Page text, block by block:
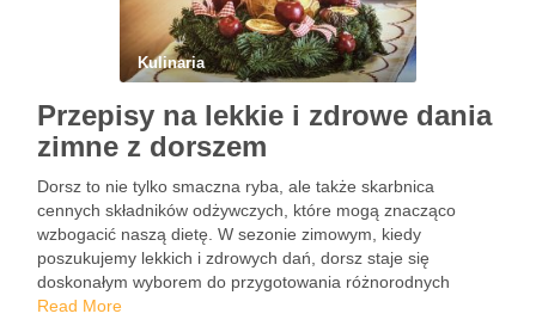
Kulinaria
Przepisy na lekkie i zdrowe dania
zimne z dorszem
Dorsz to nie tylko smaczna ryba, ale także skarbnica
cennych składników odżywczych, które mogą znacząco
wzbogacić naszą dietę. W sezonie zimowym, kiedy
poszukujemy lekkich i zdrowych dań, dorsz staje się
doskonałym wyborem do przygotowania różnorodnych
zimnych potraw. Dzięki prostocie jego przygotowania oraz
Read More